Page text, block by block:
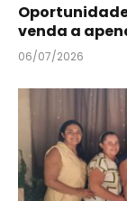
venda a
06/07/2026